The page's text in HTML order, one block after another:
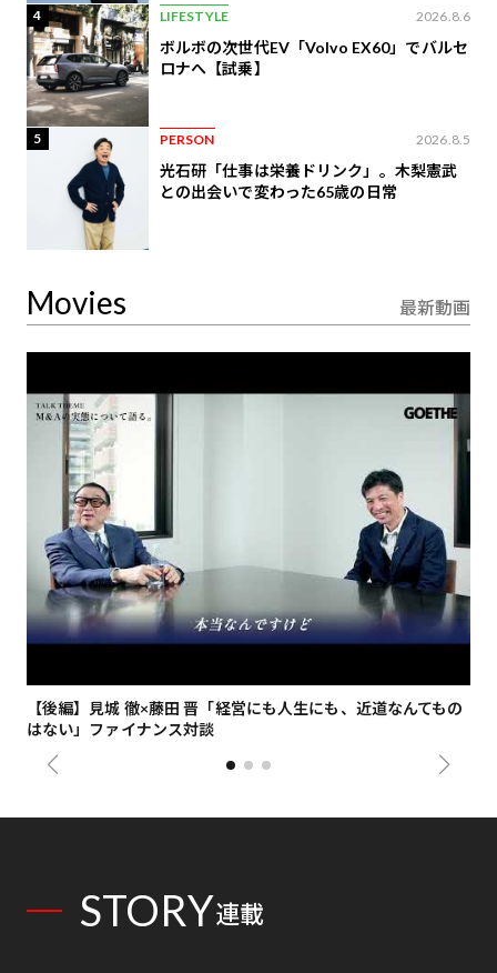
4 LIFESTYLE 2026.8.6
ボルボの次世代EV「Volvo EX60」でバルセ
ロナへ【試乗】
5 PERSON 2026.8.5
光石研「仕事は栄養ドリンク」。木梨憲武
との出会いで変わった65歳の日常
Movies 最新動画
【後編】見城 徹×藤田 晋「経営にも人生にも、近道なんてもの
はない」ファイナンス対談
STORY連載